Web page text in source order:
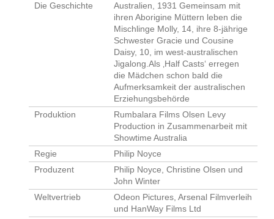
Die Geschichte
Australien, 1931 Gemeinsam mit
ihren Aborigine Müttern leben die
Mischlinge Molly, 14, ihre 8-jährige
Schwester Gracie und Cousine
Daisy, 10, im west-australischen
Jigalong.Als ‚Half Casts‘ erregen
die Mädchen schon bald die
Aufmerksamkeit der australischen
Erziehungsbehörde
Produktion
Rumbalara Films Olsen Levy
Production in Zusammenarbeit mit
Showtime Australia
Regie
Philip Noyce
Produzent
Philip Noyce, Christine Olsen und
John Winter
Weltvertrieb
Odeon Pictures, Arsenal Filmverleih
und HanWay Films Ltd